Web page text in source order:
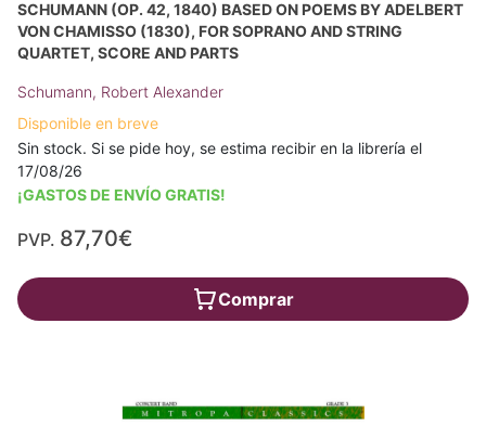
SCHUMANN (OP. 42, 1840) BASED ON POEMS BY ADELBERT
VON CHAMISSO (1830), FOR SOPRANO AND STRING
QUARTET, SCORE AND PARTS
Schumann, Robert Alexander
Disponible en breve
Sin stock. Si se pide hoy, se estima recibir en la librería el
17/08/26
¡GASTOS DE ENVÍO GRATIS!
PVP. 87,70€
Comprar